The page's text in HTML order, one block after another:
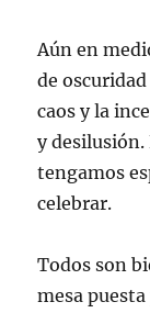
Aún en
de
caos y la
y desilusión.
tengamos
celebrar.
Todos son
mesa